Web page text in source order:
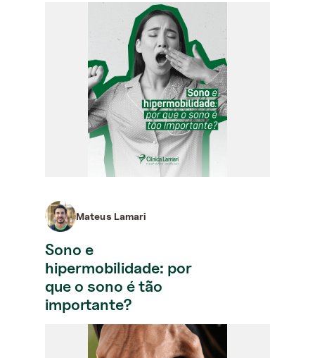
Mateus Lamari
Sono e
hipermobilidade: por
que o sono é tão
importante?